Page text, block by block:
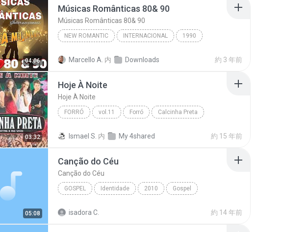
04:06
Músicas Românticas 80& 90
Músicas Românticas 80& 90
NEW ROMANTIC INTERNACIONAL 1990
Marcello A. 内 Downloads 約 3 年前
03:32
Hoje À Noite
Hoje À Noite
FORRÓ vol.11 Forró Calcinha Preta
Ismael S. 内 My 4shared 約 15 年前
05:08
Canção do Céu
Canção do Céu
GOSPEL Identidade 2010 Gospel
isadora C. 約 14 年前